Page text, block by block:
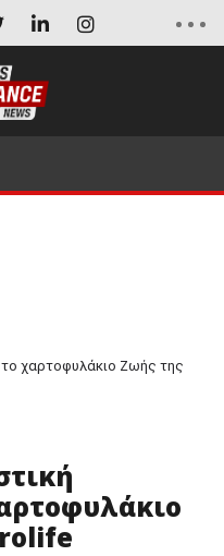
το χαρτοφυλάκιο Ζωής της